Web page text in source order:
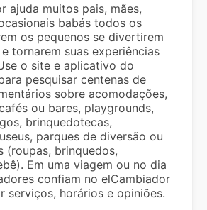
ajuda muitos pais, mães,
babás todos os
os pequenos se divertirem
tornarem suas experiências
o site e aplicativo do
pesquisar centenas de
sobre acomodações,
ou bares, playgrounds,
brinquedotecas,
parques de diversão ou
(roupas, brinquedos,
Em uma viagem ou no dia
confiam no elCambiador
serviços, horários e opiniões.